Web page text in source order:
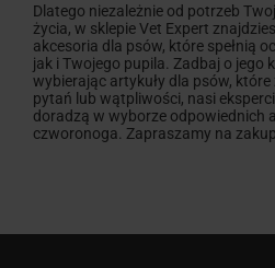
Dlatego niezależnie od potrzeb
życia, w sklepie Vet Expert
akcesoria dla psów, które spełnią
jak i Twojego pupila. Zadbaj o jego
wybierając artykuły dla psów,
pytań lub wątpliwości, nasi
doradzą w wyborze odpowiednich
czworonoga. Zapraszamy na